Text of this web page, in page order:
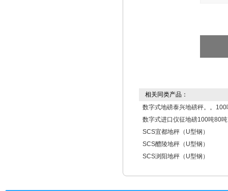
相关同类产品：
数字式地磅泰兴地磅秤。。
数字式进口仪征地磅100吨80
SCS宜都地秤（U型钢）
SCS醴陵地秤（U型钢）
SCS浏阳地秤（U型钢）